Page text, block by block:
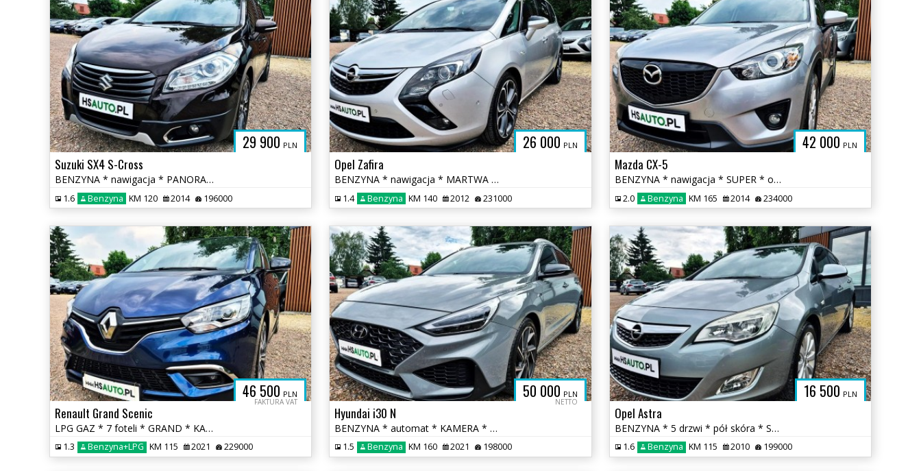
29 900 PLN
Suzuki SX4 S-Cross
BENZYNA * nawigacja * PANORAMA * SKÓRA * grzane fotele * OKAZJA
1.6 Benzyna KM 120 2014 196000
26 000 PLN
Opel Zafira
BENZYNA * nawigacja * MARTWA STREFA * PANORAMA * super * okazja
1.4 Benzyna KM 140 2012 231000
42 000 PLN
Mazda CX-5
BENZYNA * nawigacja * SUPER * okazja * ATRAKCYJNY WYGLĄD * polecamy
2.0 Benzyna KM 165 2014 234000
46 500 PLN
FAKTURA VAT
Renault Grand Scenic
LPG GAZ * 7 foteli * GRAND * KAMERA * nawigacja * super * okazja
1.3 Benzyna+LPG KM 115 2021 229000
50 000 PLN
NETTO
Hyundai i30 N
BENZYNA * automat * KAMERA * NLine * alcantara * FULL * hybryda
1.5 Benzyna KM 160 2021 198000
16 500 PLN
Opel Astra
BENZYNA * 5 drzwi * pół skóra * SUPER * OKAZJA * polecamy
1.6 Benzyna KM 115 2010 199000